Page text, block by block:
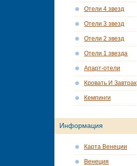
Отели 4 звезд
Отели 3 звезд
Отели 2 звезд
Отели 1 звезда
Апарт-отели
Кровать И Завтрак
Кемпинги
Информация
Карта Венеции
Венеция